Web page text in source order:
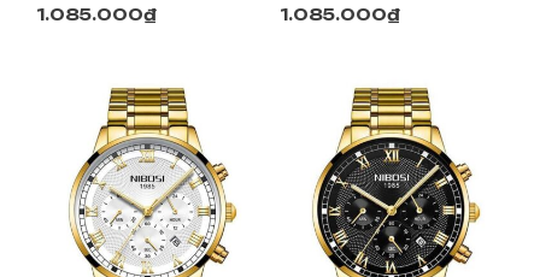
1.085.000₫ 1.085.000₫